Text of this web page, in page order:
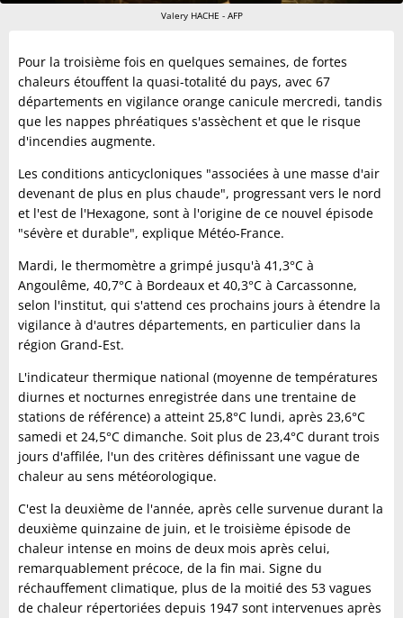
Valery HACHE - AFP
Pour la troisième fois en quelques semaines, de fortes
chaleurs étouffent la quasi-totalité du pays, avec 67
départements en vigilance orange canicule mercredi, tandis
que les nappes phréatiques s'assèchent et que le risque
d'incendies augmente.
Les conditions anticycloniques "associées à une masse d'air
devenant de plus en plus chaude", progressant vers le nord
et l'est de l'Hexagone, sont à l'origine de ce nouvel épisode
"sévère et durable", explique Météo-France.
Mardi, le thermomètre a grimpé jusqu'à 41,3°C à
Angoulême, 40,7°C à Bordeaux et 40,3°C à Carcassonne,
selon l'institut, qui s'attend ces prochains jours à étendre la
vigilance à d'autres départements, en particulier dans la
région Grand-Est.
L'indicateur thermique national (moyenne de températures
diurnes et nocturnes enregistrée dans une trentaine de
stations de référence) a atteint 25,8°C lundi, après 23,6°C
samedi et 24,5°C dimanche. Soit plus de 23,4°C durant trois
jours d'affilée, l'un des critères définissant une vague de
chaleur au sens météorologique.
C'est la deuxième de l'année, après celle survenue durant la
deuxième quinzaine de juin, et le troisième épisode de
chaleur intense en moins de deux mois après celui,
remarquablement précoce, de la fin mai. Signe du
réchauffement climatique, plus de la moitié des 53 vagues
de chaleur répertoriées depuis 1947 sont intervenues après